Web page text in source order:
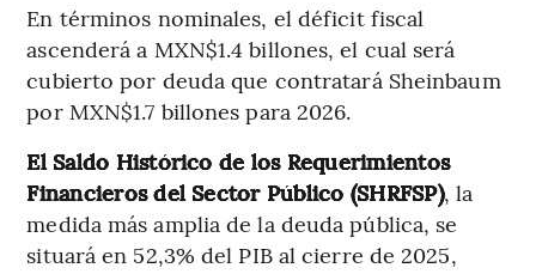
En términos nominales, el déficit fiscal
ascenderá a MXN$1.4 billones, el cual será
cubierto por deuda que contratará Sheinbaum
por MXN$1.7 billones para 2026.
El Saldo Histórico de los Requerimientos
Financieros del Sector Público (SHRFSP), la
medida más amplia de la deuda pública, se
situará en 52,3% del PIB al cierre de 2025,